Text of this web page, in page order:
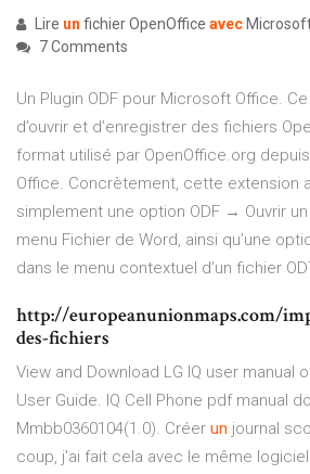
Lire un fichier OpenOffice avec
7 Comments
Un Plugin ODF pour Microsoft Office.
d’ouvrir et d’enregistrer des fichiers
format utilisé par OpenOffice.org
Office. Concrètement, cette extension
simplement une option ODF → Ouvrir
menu Fichier de Word, ainsi qu’une
dans le menu contextuel d’un fichier
http://europeanunionmaps.com/
des-fichiers
View and Download LG IQ user manual
User Guide. IQ Cell Phone pdf manual
Mmbb0360104(1.0). Créer un journal
coup, j’ai fait cela avec le même